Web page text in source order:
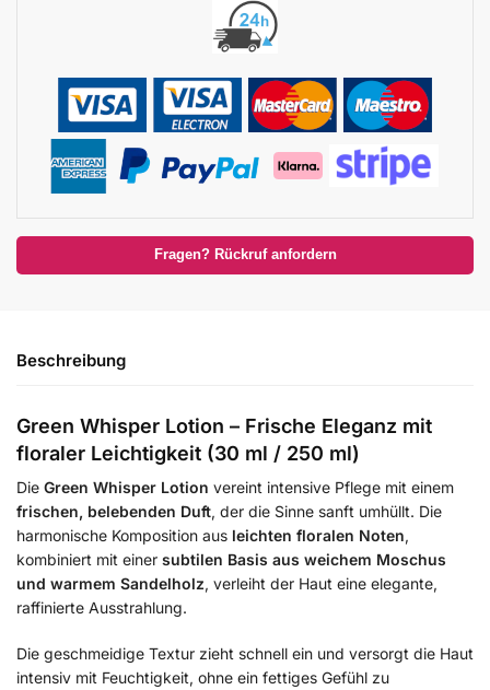
Fragen? Rückruf anfordern
Beschreibung
Green Whisper Lotion – Frische Eleganz mit
floraler Leichtigkeit (30 ml / 250 ml)
Die Green Whisper Lotion vereint intensive Pflege mit einem
frischen, belebenden Duft, der die Sinne sanft umhüllt. Die
harmonische Komposition aus leichten floralen Noten,
kombiniert mit einer subtilen Basis aus weichem Moschus
und warmem Sandelholz, verleiht der Haut eine elegante,
raffinierte Ausstrahlung.
Die geschmeidige Textur zieht schnell ein und versorgt die Haut
intensiv mit Feuchtigkeit, ohne ein fettiges Gefühl zu